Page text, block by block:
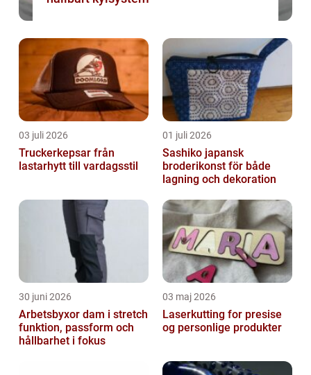
03 juli 2026
Truckerkepsar från
lastarhytt till vardagsstil
01 juli 2026
Sashiko japansk
broderikonst för både
lagning och dekoration
30 juni 2026
Arbetsbyxor dam i stretch
funktion, passform och
hållbarhet i fokus
03 maj 2026
Laserkutting for presise
og personlige produkter